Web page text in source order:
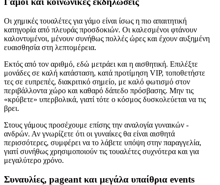
Οι χημικές τουαλέτες για γάμο είναι ίσως η πιο απαιτητική
κατηγορία από πλευράς προσδοκιών. Οι καλεσμένοι φτάνουν
καλοντυμένοι, μένουν συνήθως πολλές ώρες και έχουν αυξημένη
ευαισθησία στη λεπτομέρεια.
Εκτός από τον αριθμό, εδώ μετράει και η αισθητική. Επιλέξτε
μονάδες σε καλή κατάσταση, κατά προτίμηση VIP, τοποθετήστε
τες σε ευπρεπές, διακριτικό σημείο, με καλό φωτισμό στον
περιβάλλοντα χώρο και καθαρό δάπεδο πρόσβασης. Μην τις
«κρύβετε» υπερβολικά, γιατί τότε ο κόσμος δυσκολεύεται να τις
βρει.
Στους γάμους προσέχουμε επίσης την αναλογία γυναικών -
ανδρών. Αν γνωρίζετε ότι οι γυναίκες θα είναι αισθητά
περισσότερες, συμφέρει να το λάβετε υπόψη στην παραγγελία,
γιατί συνήθως χρησιμοποιούν τις τουαλέτες συχνότερα και για
μεγαλύτερο χρόνο.
Συναυλίες, pageant και μεγάλα υπαίθρια events